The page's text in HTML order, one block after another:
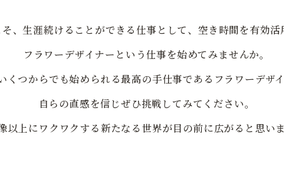
、生涯続けることができる仕事として、空き時間を有効活
フラワーデザイナーという仕事を始めてみませんか。
くつからでも始められる最高の手仕事であるフラワーデザイ
自らの直感を信じぜひ挑戦してみてください。
以上にワクワクする新たなる世界が目の前に広がると思いま